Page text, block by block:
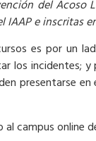
del
IAAP e inscritas
es por un
los incidentes;
presentarse
campus online